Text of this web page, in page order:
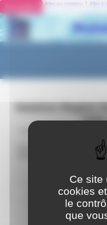
Panneau de gestion des cookies
Ce site
cookies
le
que
Aller au contenu | Aller à
Natation Region
Nouveau mot de passe
Pour modifier votre mot de passe,